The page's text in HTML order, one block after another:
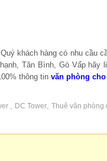
khách hàng có nhu cầu
Tân Bình, Gò Vấp hãy
thông tin văn phòng
DC Tower Thuê văn phòng